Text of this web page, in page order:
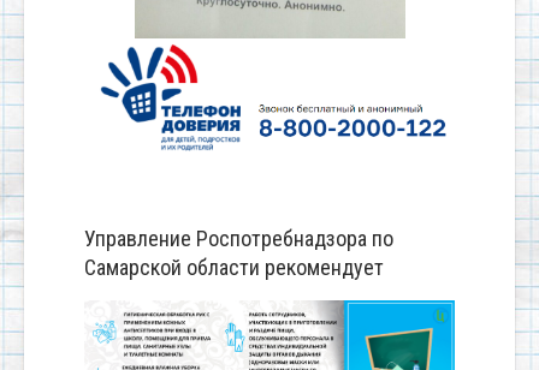
Управление Роспотребнадзора по
Самарской области рекомендует